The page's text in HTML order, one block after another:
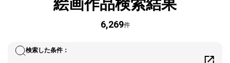
絵画作品検索結果
6,269件
検索した条件：